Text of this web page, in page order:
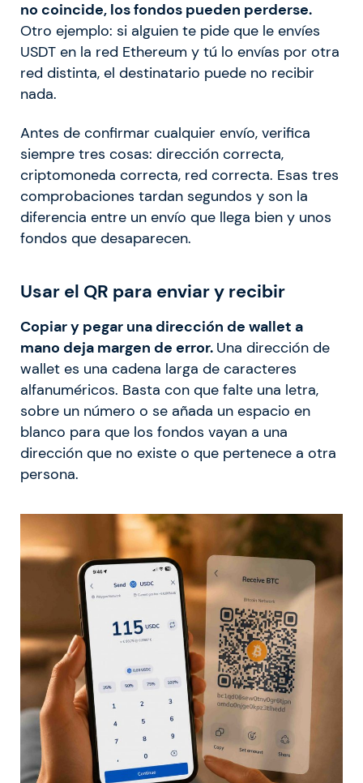
no coincide, los fondos pueden perderse.
Otro ejemplo: si alguien te pide que le envíes
USDT en la red Ethereum y tú lo envías por otra
red distinta, el destinatario puede no recibir
nada.
Antes de confirmar cualquier envío, verifica
siempre tres cosas: dirección correcta,
criptomoneda correcta, red correcta. Esas tres
comprobaciones tardan segundos y son la
diferencia entre un envío que llega bien y unos
fondos que desaparecen.
Usar el QR para enviar y recibir
Copiar y pegar una dirección de wallet a
mano deja margen de error. Una dirección de
wallet es una cadena larga de caracteres
alfanuméricos. Basta con que falte una letra,
sobre un número o se añada un espacio en
blanco para que los fondos vayan a una
dirección que no existe o que pertenece a otra
persona.